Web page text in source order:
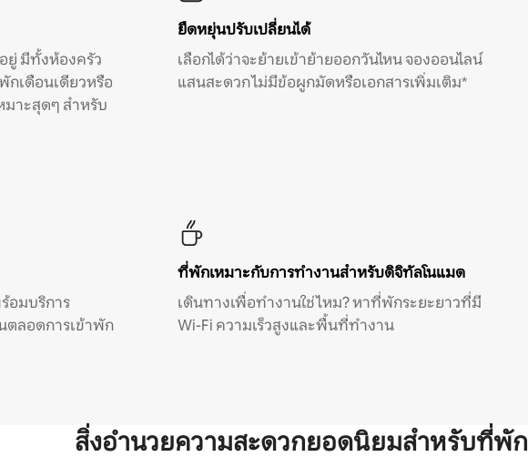
ยู่ มีทั้งห้องครัว
กเดือนเดียวหรือ
มาะสุดๆ สำหรับ
ยืดหยุ่นปรับเปลี่ยนได้
เลือกได้ว่าจะย้ายเข้าย้ายออกวันไหน จองออนไลน์
แสนสะดวก ไม่มีข้อผูกมัดหรือเอกสารเพิ่มเติม*
อมบริการ
ตลอดการเข้าพัก
ที่พักเหมาะกับการทำงานสำหรับดิจิทัลโนแมด
เดินทางเพื่อทำงานใช่ไหม? หาที่พักระยะยาวที่มี
Wi-Fi ความเร็วสูงและพื้นที่ทำงาน
สิ่งอำนวยความสะดวกยอดนิยมสำหรับที่พั